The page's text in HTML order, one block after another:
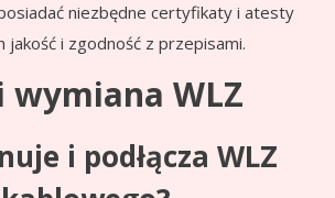
niezbędne certyfikaty i atesty
jakość i zgodność z przepisami.
wymiana WLZ
i podłącza WLZ